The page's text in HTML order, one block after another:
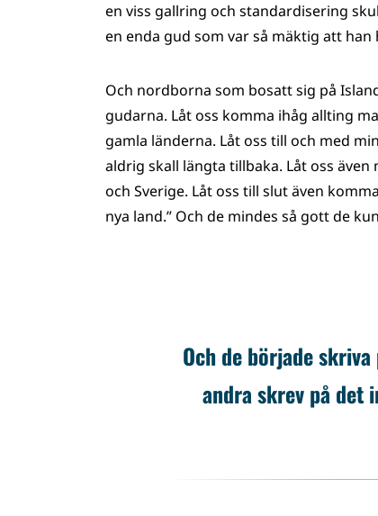
en viss gallring och standardisering
en enda gud som var så mäktig att
Och nordborna som bosatt sig på
gudarna. Låt oss komma ihåg allting
gamla länderna. Låt oss till och med
aldrig skall längta tillbaka. Låt oss
och Sverige. Låt oss till slut även
nya land.” Och de mindes så gott de
Och de började
andra skrev på det